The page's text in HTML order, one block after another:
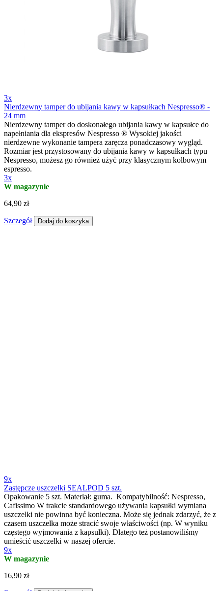
3x
Nierdzewny tamper do ubijania kawy w kapsułkach Nespresso® -
24 mm
Nierdzewny tamper do doskonałego ubijania kawy w kapsułce do
napełniania dla ekspresów Nespresso ® Wysokiej jakości
nierdzewne wykonanie tampera zaręcza ponadczasowy wygląd.
Rozmiar jest przystosowany do ubijania kawy w kapsułkach typu
Nespresso, możesz go również użyć przy klasycznym kolbowym
espresso.
3x
W magazynie
64,90 zł
Szczegół Dodaj do koszyka
9x
Zastępcze uszczelki SEALPOD 5 szt.
Opakowanie 5 szt. Materiał: guma. Kompatybilność: Nespresso,
Cafissimo W trakcie standardowego używania kapsułki wymiana
uszczelki nie powinna być konieczna. Może się jednak zdarzyć, że z
czasem uszczelka może stracić swoje właściwości (np. W wyniku
częstego wyjmowania z kapsułki). Dlatego też postanowiliśmy
umieścić uszczelki w naszej ofercie.
9x
W magazynie
16,90 zł